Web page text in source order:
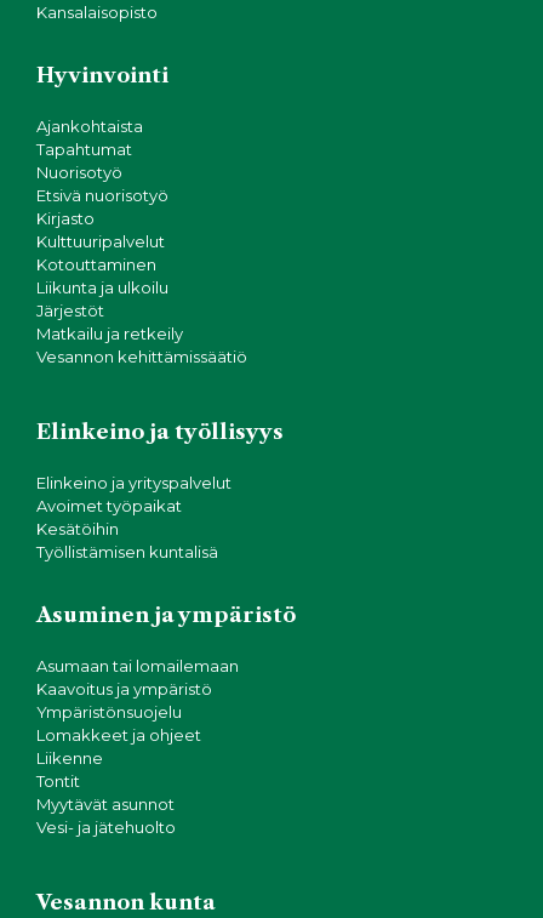
Kansalaisopisto
Hyvinvointi
Ajankohtaista
Tapahtumat
Nuorisotyö
Etsivä nuorisotyö
Kirjasto
Kulttuuripalvelut
Kotouttaminen
Liikunta ja ulkoilu
Järjestöt
Matkailu ja retkeily
Vesannon kehittämissäätiö
Elinkeino ja työllisyys
Elinkeino ja yrityspalvelut
Avoimet työpaikat
Kesätöihin
Työllistämisen kuntalisä
Asuminen ja ympäristö
Asumaan tai lomailemaan
Kaavoitus ja ympäristö
Ympäristönsuojelu
Lomakkeet ja ohjeet
Liikenne
Tontit
Myytävät asunnot
Vesi- ja jätehuolto
Vesannon kunta